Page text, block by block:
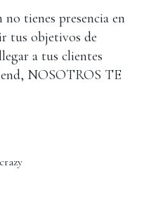
no tienes presencia en
tus objetivos de
a tus clientes
NOSOTROS TE